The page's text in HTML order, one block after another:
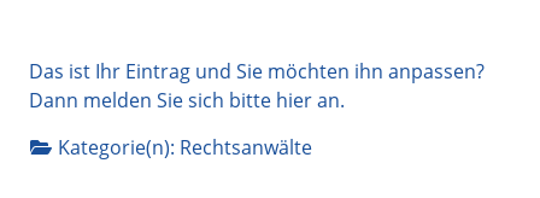
Das ist Ihr Eintrag und Sie möchten ihn anpassen?
Dann melden Sie sich bitte hieran.
Kategorie(n): Rechtsanwälte